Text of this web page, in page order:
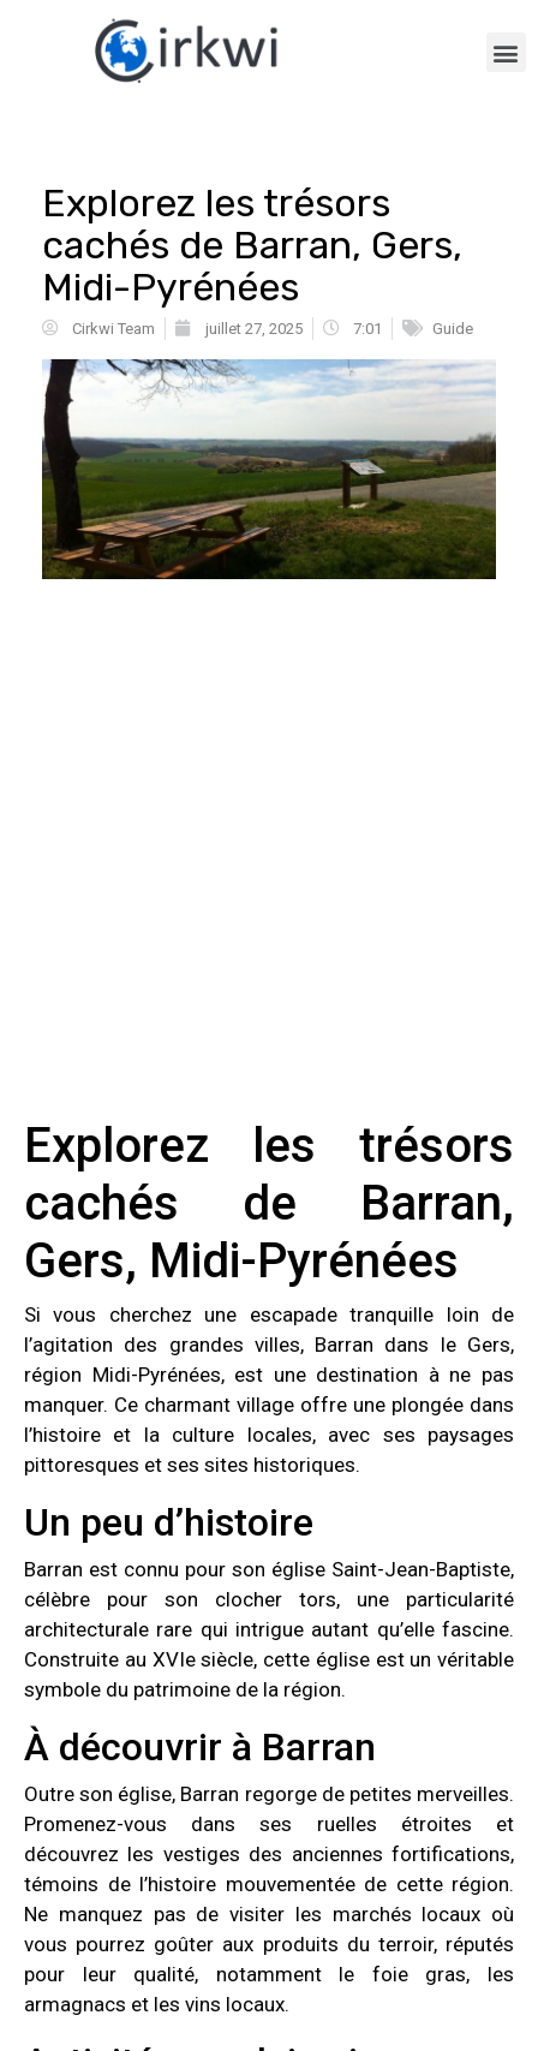
Explorez les trésors
cachés de Barran, Gers,
Midi-Pyrénées
Cirkwi Team juillet 27, 2025 7:01 Guide
Explorez les trésors
cachés de Barran,
Gers, Midi-Pyrénées
Si vous cherchez une escapade tranquille loin de
l’agitation des grandes villes, Barran dans le Gers,
région Midi-Pyrénées, est une destination à ne pas
manquer. Ce charmant village offre une plongée dans
l’histoire et la culture locales, avec ses paysages
pittoresques et ses sites historiques.
Un peu d’histoire
Barran est connu pour son église Saint-Jean-Baptiste,
célèbre pour son clocher tors, une particularité
architecturale rare qui intrigue autant qu’elle fascine.
Construite au XVIe siècle, cette église est un véritable
symbole du patrimoine de la région.
À découvrir à Barran
Outre son église, Barran regorge de petites merveilles.
Promenez-vous dans ses ruelles étroites et
découvrez les vestiges des anciennes fortifications,
témoins de l’histoire mouvementée de cette région.
Ne manquez pas de visiter les marchés locaux où
vous pourrez goûter aux produits du terroir, réputés
pour leur qualité, notamment le foie gras, les
armagnacs et les vins locaux.